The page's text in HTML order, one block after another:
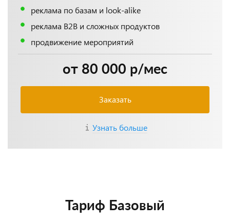
реклама по базам и look-alike
реклама B2B и сложных продуктов
продвижение мероприятий
от 80 000 р/мес
Заказать
Узнать больше
Тариф Базовый